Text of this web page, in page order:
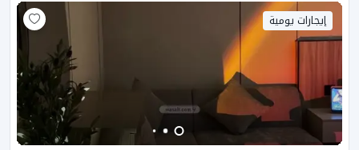
إيجارات يومية